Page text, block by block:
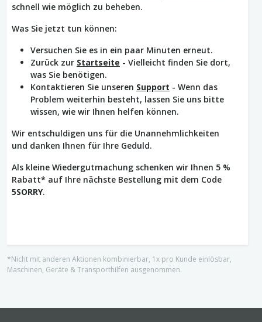
schnell wie möglich zu beheben.
Was Sie jetzt tun können:
Versuchen Sie es in ein paar Minuten erneut.
Zurück zur Startseite - Vielleicht finden Sie dort,
was Sie benötigen.
Kontaktieren Sie unseren Support - Wenn das
Problem weiterhin besteht, lassen Sie uns bitte
wissen, wie wir Ihnen helfen können.
Wir entschuldigen uns für die Unannehmlichkeiten
und danken Ihnen für Ihre Geduld.
Als kleine Wiedergutmachung schenken wir Ihnen 5 %
Rabatt* auf Ihre nächste Bestellung mit dem Code
5SORRY.
*Nicht mit anderen Aktionen kombinierbar, 1x pro Kunde einlösbar,
Maschinen, Geräte & Transporthilfen ausgenommen.